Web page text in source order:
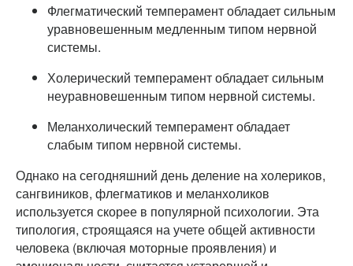
Флегматический темперамент обладает сильным
уравновешенным медленным типом нервной
системы.
Холерический темперамент обладает сильным
неуравновешенным типом нервной системы.
Меланхолический темперамент обладает
слабым типом нервной системы.
Однако на сегодняшний день деление на холериков,
сангвиников, флегматиков и меланхоликов
используется скорее в популярной психологии. Эта
типология, строящаяся на учете общей активности
человека (включая моторные проявления) и